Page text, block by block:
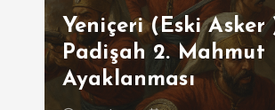
Yeniçeri (Eski Asker
Padişah 2. Mahmut
Ayaklanması